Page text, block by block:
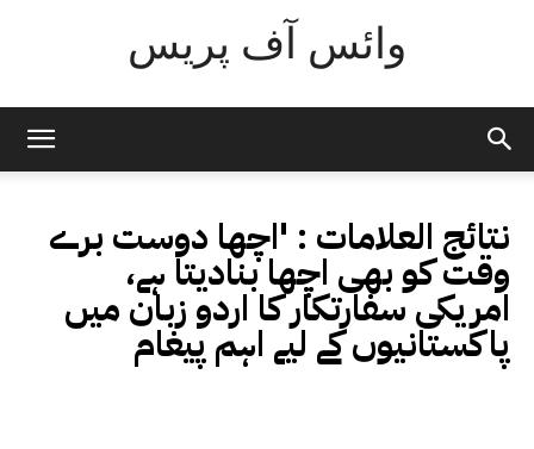
وائس آف پریس
نتائج العلامات : 'اچھا دوست برے
وقت کو بھی اچھا بنادیتا ہے،
امریکی سفارتکار کا اردو زبان میں
پاکستانیوں کے لیے اہم پیغام